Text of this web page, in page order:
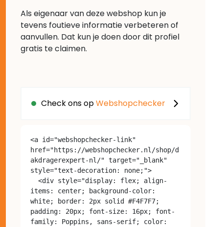
Als eigenaar van deze webshop kun je
tevens foutieve informatie verbeteren of
aanvullen. Dat kun je doen door dit profiel
gratis te claimen.
Check ons opWebshopchecker
<a id="webshopchecker-link"
href="https://webshopchecker.nl/shop/d
akdragerexpert-nl/" target="_blank"
style="text-decoration: none;">
items: center; background-color:
white; border: 2px solid #F4F7F7;
padding: 20px; font-size: 16px; font-
family: Poppins, sans-serif; color: